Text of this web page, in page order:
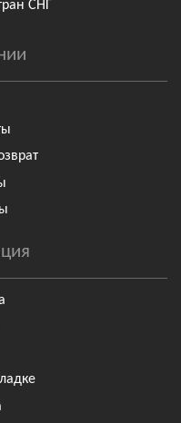
СНГ